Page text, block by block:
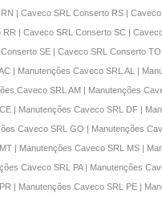
| Caveco SRL Conserto RS |
| Caveco SRL Conserto SC | Caveco
SE | Caveco SRL Conserto TO
| Manutenções Caveco SRL AL |
Caveco SRL AM | Manutenções
| Manutenções Caveco SRL DF |
Caveco SRL GO | Manutenções
| Manutenções Caveco SRL MS |
Caveco SRL PA | Manutenções
| Manutenções Caveco SRL PE |